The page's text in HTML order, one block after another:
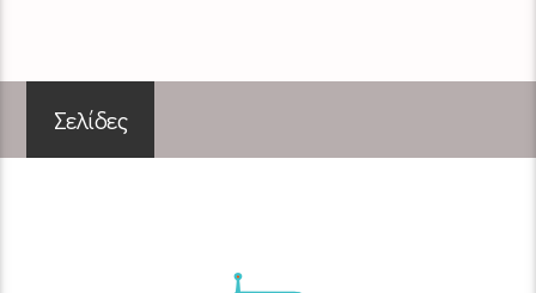
Σελίδες